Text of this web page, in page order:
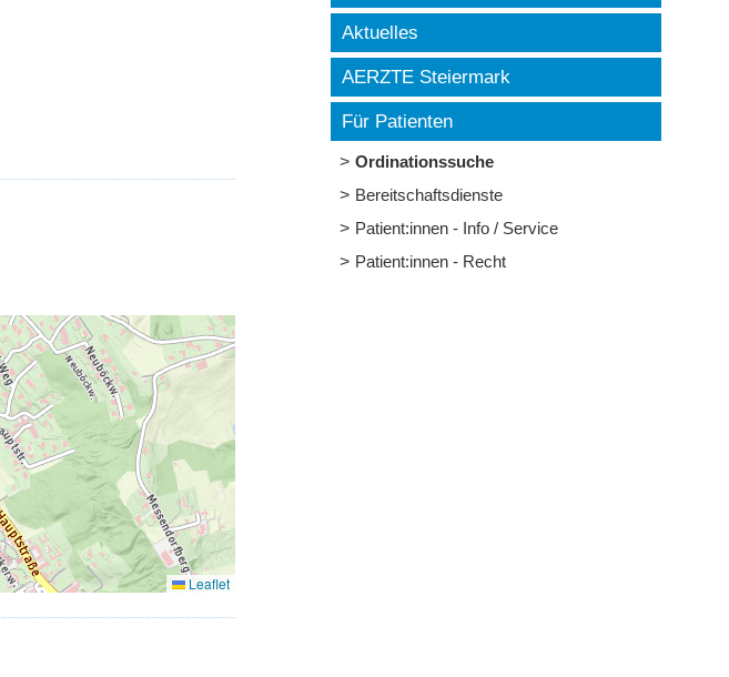
Aktuelles
AERZTE Steiermark
Für Patienten
Ordinationssuche
Bereitschaftsdienste
Patient:innen - Info / Service
Patient:innen - Recht